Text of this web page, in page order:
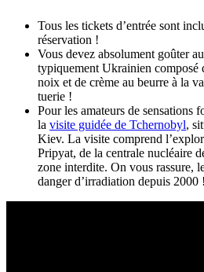
Tous les tickets d’entrée sont
réservation !
Vous devez absolument goûter
typiquement Ukrainien composé
noix et de crème au beurre à la
tuerie !
Pour les amateurs de sensations
la visite guidée de Tchernobyl,
Kiev. La visite comprend
Pripyat, de la centrale nucléaire
zone interdite. On vous rassure,
danger d’irradiation depuis 2000 !